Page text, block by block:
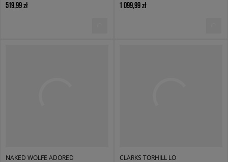
519,99 zł 1 099,99 zł
NAKED WOLFE ADORED
CLARKS TORHILL LO